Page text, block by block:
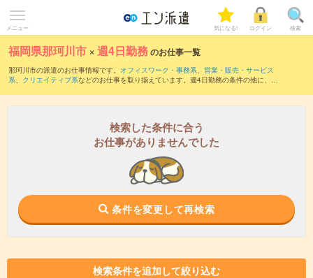
メニュー 気になる! ログイン 検索
福岡県那珂川市 ×週4日勤務のお仕事一覧
那珂川市の派遣のお仕事情報です。 オフィスワーク・事務系、 営業・販売・サービス
系、 クリエイティブ系などのお仕事を取り揃えています。週4日勤務の条件の他に、 交
検索した条件に合う
お仕事がありませんでした
条件を変更して再検索
検索条件を追加して絞り込む